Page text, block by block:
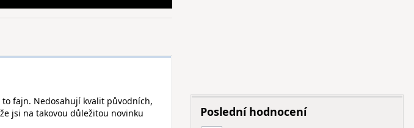
fajn. Nedosahují kvalit původních,
jsi na takovou důležitou novinku
Poslední hodnocení